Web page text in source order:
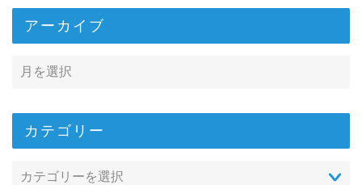
アーカイブ
カテゴリー